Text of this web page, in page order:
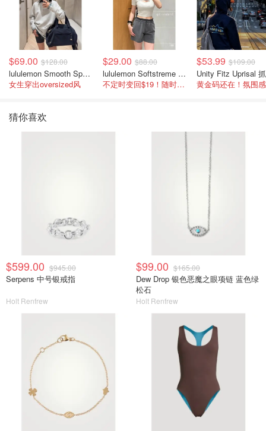
$69.00 $128.00
lululemon Smooth Spacer 经典卫衣
女生穿出oversized风
$29.00 $88.00
lululemon Softstreme 女士高腰短裤 10cm
不定时变回$19！随时点进来看
$53.99 $109.00
猜你喜欢
$599.00 $945.00
Serpens 中号银戒指
Holt Renfrew
$99.00 $165.00
Dew Drop 银色恶魔之眼项链 蓝色绿
松石
Holt Renfrew